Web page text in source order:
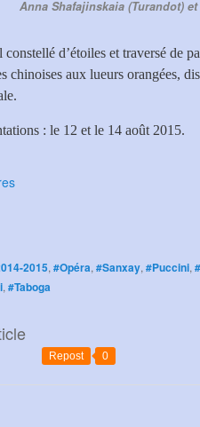
Anna Shafajinskaia (Turandot)
constellé d’étoiles et traversé de
chinoises aux lueurs orangées,
: le 12 et le 14 août 2015.
2015, #Opéra, #Sanxay, #Puccini,
, #Taboga
Repost 0